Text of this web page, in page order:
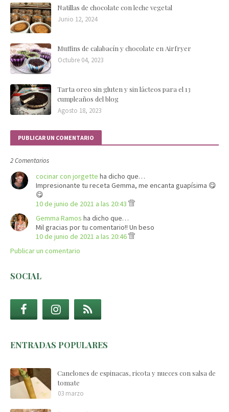
Natillas de chocolate con leche vegetal
Junio 12, 2024
Muffins de calabacín y chocolate en Airfryer
Octubre 04, 2023
Tarta oreo sin gluten y sin lácteos para el 13
cumpleaños del blog
Agosto 18, 2023
PUBLICAR UN COMENTARIO
2 Comentarios
cocinar con jorgette ha dicho que…
Impresionante tu receta Gemma, me encanta guapísima 😋
😋
10 de junio de 2021 a las 20:43
Gemma Ramos ha dicho que…
Mil gracias por tu comentario!! Un beso
10 de junio de 2021 a las 20:46
Publicar un comentario
SOCIAL
ENTRADAS POPULARES
Canelones de espinacas, ricota y nueces con salsa de
tomate
03 marzo